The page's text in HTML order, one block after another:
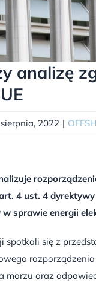
analizę
2022 |
4 ust. 4
sprawie energii
spotkali się z
morzu oraz